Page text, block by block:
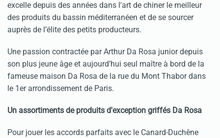
excelle depuis des années dans l'art de chiner le meilleur
des produits du bassin méditerranéen et de se sourcer
auprès de l’élite des petits producteurs.
Une passion contractée par Arthur Da Rosa junior depuis
son plus jeune âge et aujourd’hui seul maître à bord de la
fameuse maison Da Rosa de la rue du Mont Thabor dans
le 1er arrondissement de Paris.
Un assortiments de produits d'exception griffés Da Rosa
Pour jouer les accords parfaits avec le Canard-Duchêne